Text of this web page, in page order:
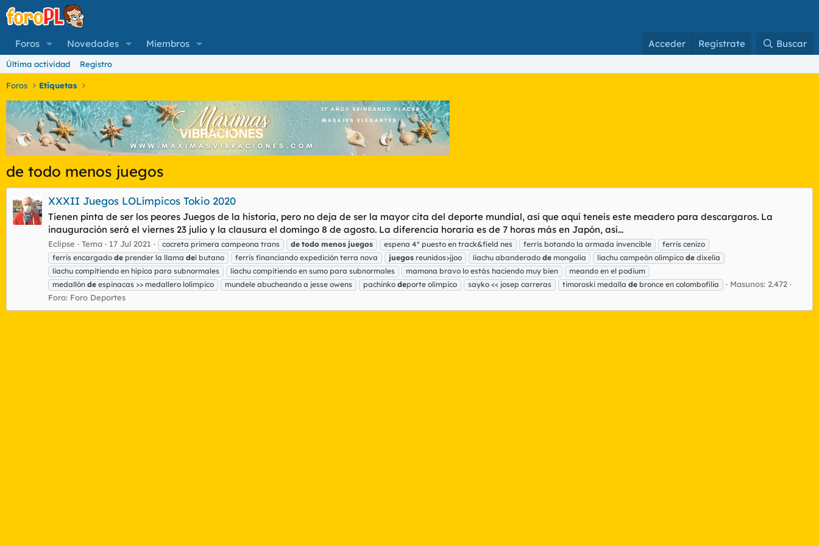
Foros Novedades Miembros Acceder Regístrate Buscar
Última actividad Registro
Foros Etiquetas
de todo menos juegos
XXXII Juegos LOLímpicos Tokio 2020
Tienen pinta de ser los peores Juegos de la historia, pero no deja de ser la mayor cita del deporte mundial, así que aquí teneís este meadero para descargaros. La
inauguración será el viernes 23 julio y la clausura el domingo 8 de agosto. La diferencia horaria es de 7 horas más en Japón, así...
Eclipse Tema 17 Jul 2021 cocreta primera campeona trans de todo menos juegos espena 4° puesto en track&field nes ferris botando la armada invencible
ferris cenizo
ferris encargado de prender la llama del butano ferris financiando expedición terra nova juegos reunidos>jjoo liachu abanderado de mongolia liachu campeón olímpico de dixelia
liachu compitiendo en hípica para subnormales
liachu compitiendo en sumo para subnormales mamona bravo lo estás haciendo muy bien
meando en el podium
medallón de espinacas >> medallero lolímpico mundele abucheando a jesse owens pachinko deporte olímpico sayko << josep carreras timoroski medalla de bronce en colombofilia
Masunos: 2.472
Foro: Foro Deportes